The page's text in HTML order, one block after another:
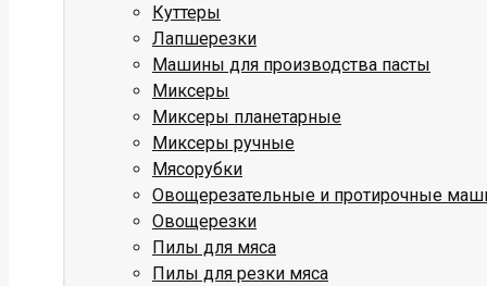
Куттеры
Лапшерезки
Машины для производства пасты
Миксеры
Миксеры планетарные
Миксеры ручные
Мясорубки
Овощерезательные и протирочные
Овощерезки
Пилы для мяса
Пилы для резки мяса